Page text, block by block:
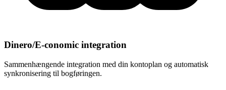
Dinero/E-conomic integration
Sammenhængende integration med din kontoplan og automatisk
synkronisering til bogføringen.